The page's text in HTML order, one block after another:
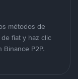
métodos de
fiat y haz clic
Binance P2P.